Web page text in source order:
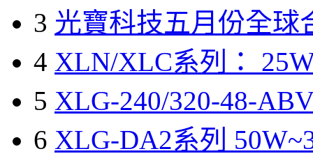
3 光寶科技五月份全球
4 XLN/XLC系列：
5 XLG-240/320-48-
6 XLG-DA2系列